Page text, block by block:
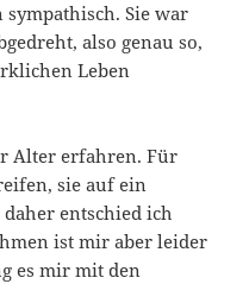
Sie war
also genau so,
Leben
Alter erfahren. Für
sie auf ein
entschied ich
ist mir aber leider
es mir mit den